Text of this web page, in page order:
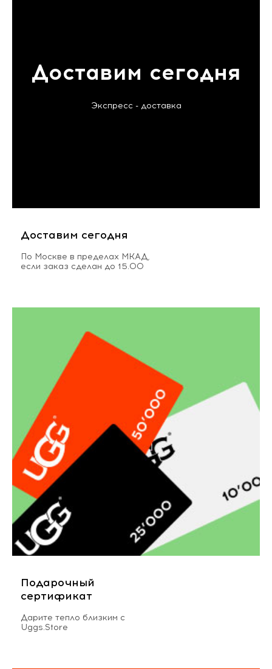
Доставим сегодня
Экспресс - доставка
Доставим сегодня
По Москве в пределах МКАД,
если заказ сделан до 15.00
Подарочный
сертификат
Дарите тепло близким с
Uggs.Store